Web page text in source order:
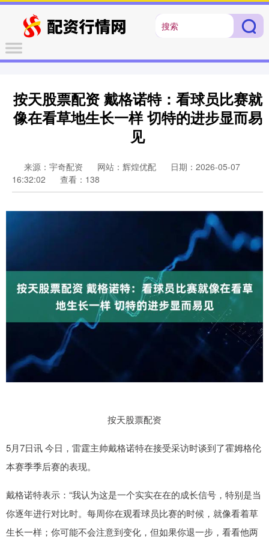
按天股票配资 戴格诺特：看球员比赛就
像在看草地生长一样 切特的进步显而易
见
来源：宇奇配资 网站：辉煌优配
日期：2026-05-07
16:32:02
查看：138
按天股票配资
5月7日讯 今日，雷霆主帅戴格诺特在接受采访时谈到了霍姆格伦
本赛季季后赛的表现。
戴格诺特表示：“我认为这是一个实实在在的成长信号，特别是当
你逐年进行对比时。每周你在观看球员比赛的时候，就像看着草
生长一样；你可能不会注意到变化，但如果你退一步，看看他两